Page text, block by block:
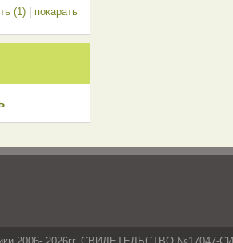
(1) покарать